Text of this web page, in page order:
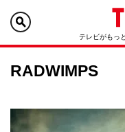
テレビがもっ
RADWIMPS